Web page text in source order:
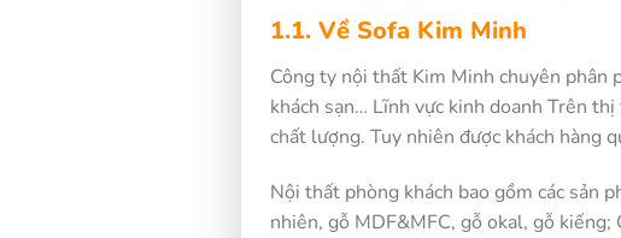
1.1. Về Sofa Kim Minh
Công ty nội thất Kim Minh chuyên phân
khách sạn… Lĩnh vực kinh doanh Trên
chất lượng. Tuy nhiên được khách hàng
Nội thất phòng khách bao gồm các sản
nhiên, gỗ MDF&MFC, gỗ okal, gỗ kiếng;